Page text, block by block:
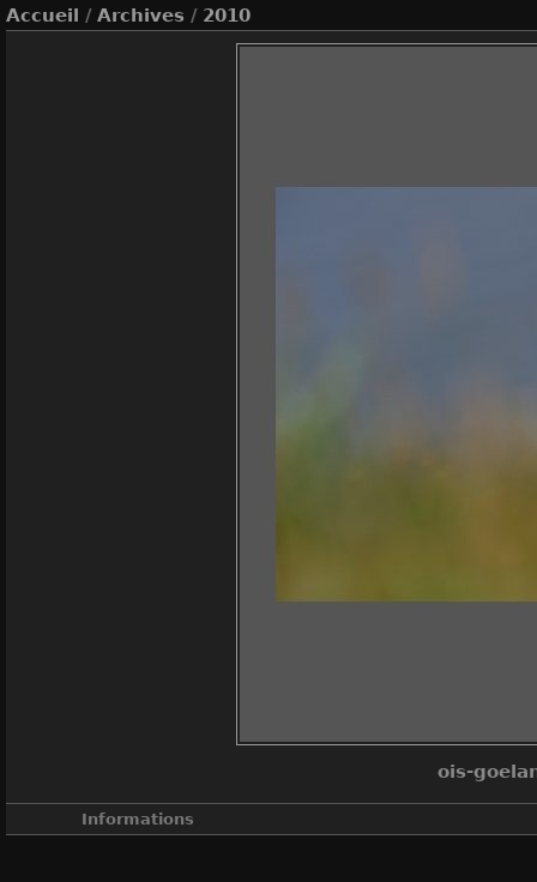
Accueil / Archives / 2010
ois-
Informations